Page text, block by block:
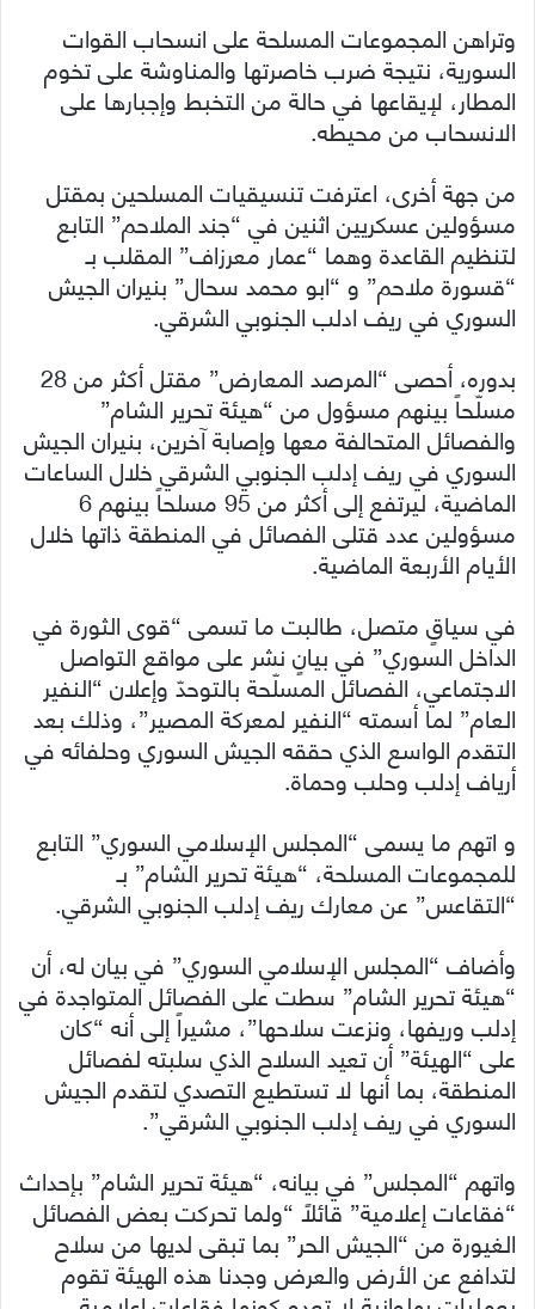
وتراهن المجموعات المسلحة على انسحاب القوات
السورية، نتيجة ضرب خاصرتها والمناوشة على تخوم
المطار، لإيقاعها في حالة من التخبط وإجبارها على
الانسحاب من محيطه.
من جهة أخرى، اعترفت تنسيقيات المسلحين بمقتل
مسؤولين عسكريين اثنين في “جند الملاحم” التابع
لتنظيم القاعدة وهما “عمار معرزاف” المقلب بـ
“قسورة ملاحم” و “ابو محمد سحال” بنيران الجيش
السوري في ريف ادلب الجنوبي الشرقي.
بدوره، أحصى “المرصد المعارض” مقتل أكثر من 28
مسلّحاً بينهم مسؤول من “هيئة تحرير الشام”
والفصائل المتحالفة معها وإصابة آخرين، بنيران الجيش
السوري في ريف إدلب الجنوبي الشرقي خلال الساعات
الماضية، ليرتفع إلى أكثر من 95 مسلحاً بينهم 6
مسؤولين عدد قتلى الفصائل في المنطقة ذاتها خلال
الأيام الأربعة الماضية.
في سياقٍ متصل، طالبت ما تسمى “قوى الثورة في
الداخل السوري” في بيانٍ نشر على مواقع التواصل
الاجتماعي، الفصائل المسلّحة بالتوحدّ وإعلان “النفير
العام” لما أسمته “النفير لمعركة المصير”، وذلك بعد
التقدم الواسع الذي حققه الجيش السوري وحلفائه في
أرياف إدلب وحلب وحماة.
و اتهم ما يسمى “المجلس الإسلامي السوري” التابع
للمجموعات المسلحة، “هيئة تحرير الشام” بـ
“التقاعس” عن معارك ريف إدلب الجنوبي الشرقي.
وأضاف “المجلس الإسلامي السوري” في بيان له، أن
“هيئة تحرير الشام” سطت على الفصائل المتواجدة في
إدلب وريفها، ونزعت سلاحها”، مشيراً إلى أنه “كان
على “الهيئة” أن تعيد السلاح الذي سلبته لفصائل
المنطقة، بما أنها لا تستطيع التصدي لتقدم الجيش
السوري في ريف إدلب الجنوبي الشرقي”.
واتهم “المجلس” في بيانه، “هيئة تحرير الشام” بإحداث
“فقاعات إعلامية” قائلاً “ولما تحركت بعض الفصائل
الغيورة من “الجيش الحر” بما تبقى لديها من سلاح
لتدافع عن الأرض والعرض وجدنا هذه الهيئة تقوم